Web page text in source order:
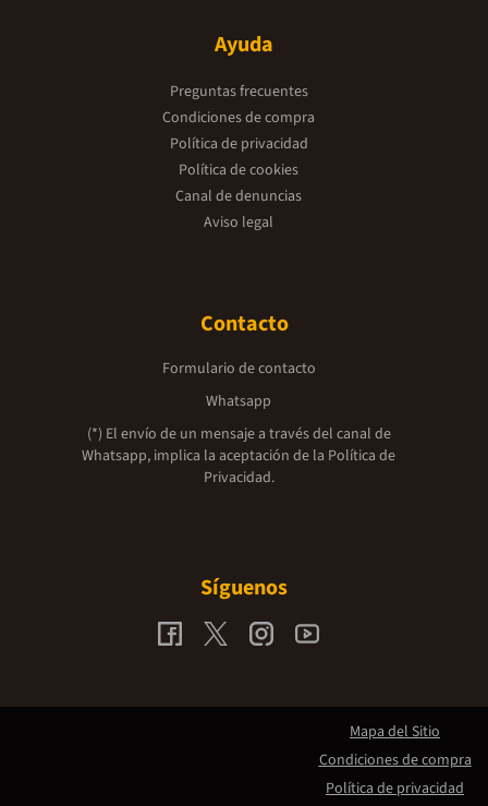
Ayuda
Preguntas frecuentes
Condiciones de compra
Política de privacidad
Política de cookies
Canal de denuncias
Aviso legal
Contacto
Formulario de contacto
Whatsapp
(*) El envío de un mensaje a través del canal de
Whatsapp, implica la aceptación de la Política de
Privacidad.
Síguenos
Mapa del Sitio
Condiciones de compra
Política de privacidad